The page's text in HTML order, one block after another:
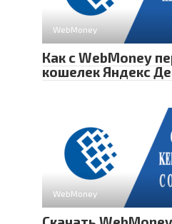
WebMoney
Как с WebMoney
кошелек Яндекс
WebMoney